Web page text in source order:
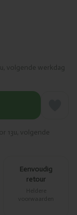
volgende werkdag
13u, volgende
Eenvoudig
retour
Heldere
voorwaarden